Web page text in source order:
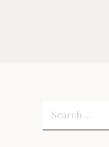
Search
for: